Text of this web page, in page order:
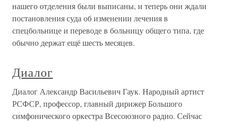
нашего отделения были выписаны, и теперь они ждали
постановления суда об изменении лечения в
спецбольнице и переводе в больницу общего типа, где
обычно держат ещё шесть месяцев.
Диалог
Диалог Александр Васильевич Гаук. Народный артист
РСФСР, профессор, главный дирижер Большого
симфонического оркестра Всесоюзного радио. Сейчас